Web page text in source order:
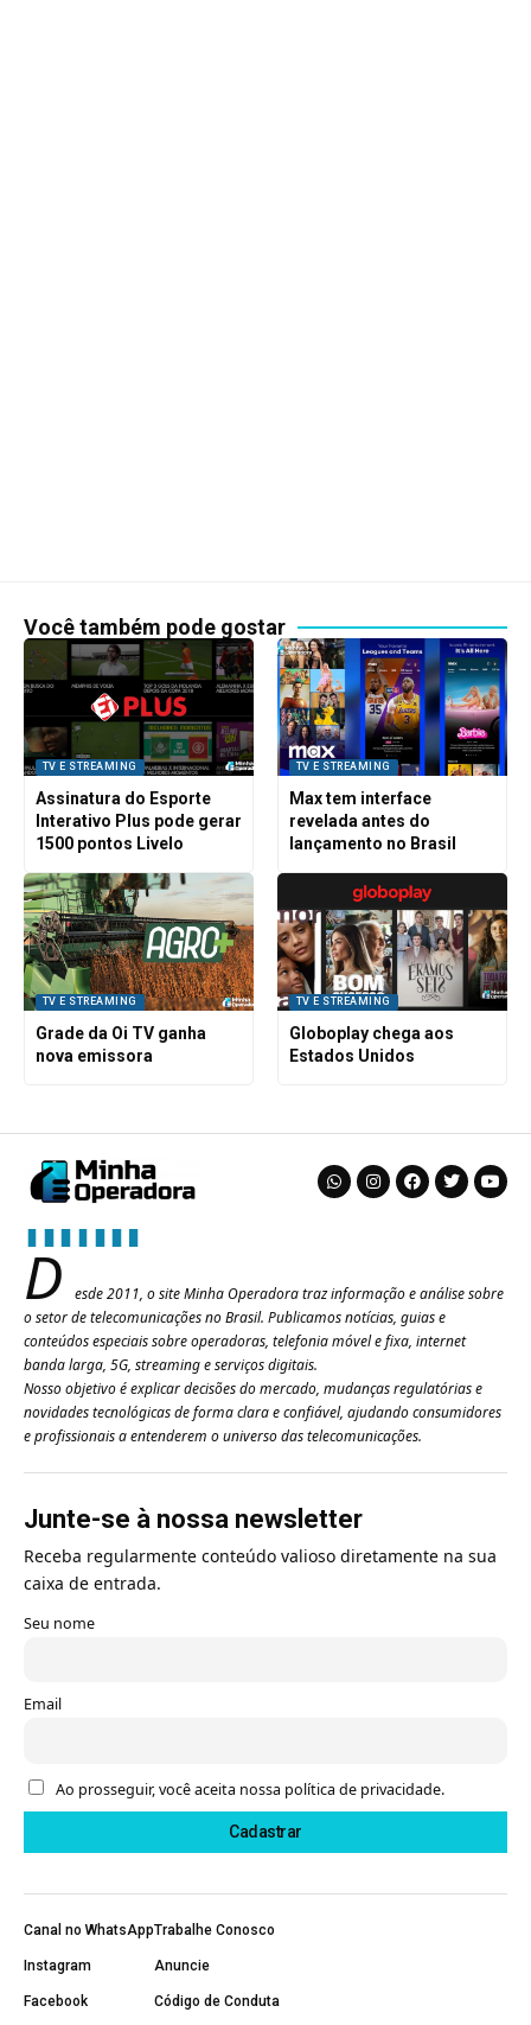
Você também pode gostar
TV E STREAMING
Assinatura do Esporte
Interativo Plus pode gerar
1500 pontos Livelo
TV E STREAMING
Max tem interface
revelada antes do
lançamento no Brasil
TV E STREAMING
Grade da Oi TV ganha
nova emissora
TV E STREAMING
Globoplay chega aos
Estados Unidos
D
esde 2011, o site Minha Operadora traz informação e análise sobre
o setor de telecomunicações no Brasil. Publicamos notícias, guias e
conteúdos especiais sobre operadoras, telefonia móvel e fixa, internet
banda larga, 5G, streaming e serviços digitais.
Nosso objetivo é explicar decisões do mercado, mudanças regulatórias e
novidades tecnológicas de forma clara e confiável, ajudando consumidores
e profissionais a entenderem o universo das telecomunicações.
Junte-se à nossa newsletter
Receba regularmente conteúdo valioso diretamente na sua
caixa de entrada.
Seu nome
Email
Ao prosseguir, você aceita nossa política de privacidade.
Canal no WhatsApp
Instagram
Facebook
Trabalhe Conosco
Anuncie
Código de Conduta